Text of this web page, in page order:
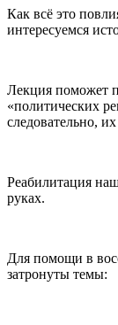
Как всё это
интересуемся
Лекция поможет
«политических
следовательно,
Реабилитация
руках.
Для помощи в
затронуты темы: